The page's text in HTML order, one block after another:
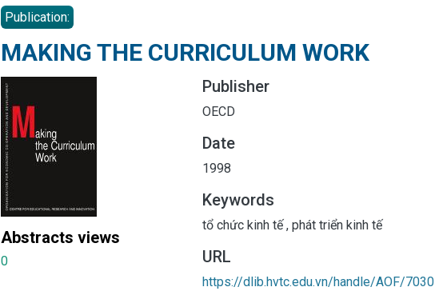
Publication:
MAKING THE CURRICULUM WORK
Abstracts views
0
Publisher
OECD
Date
1998
Keywords
tổ chức kinh tế, phát triển kinh tế
URL
https://dlib.hvtc.edu.vn/handle/AOF/7030